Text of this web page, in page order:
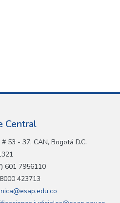
Central
53 - 37, CAN, Bogotá D.C.
601 7956110
423713